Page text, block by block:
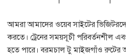
আমরা আমাদের ওয়েব সাইটের
করতে। ট্রেনের সময়সূচী পরিবর্তনশীল
হতে পারে। বরমচাল টু মাইজগাঁও